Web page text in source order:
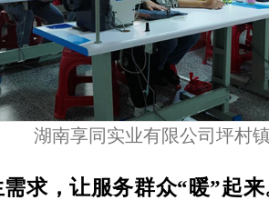
湖南享同实业有限公司坪村
求，让服务群众“暖”起